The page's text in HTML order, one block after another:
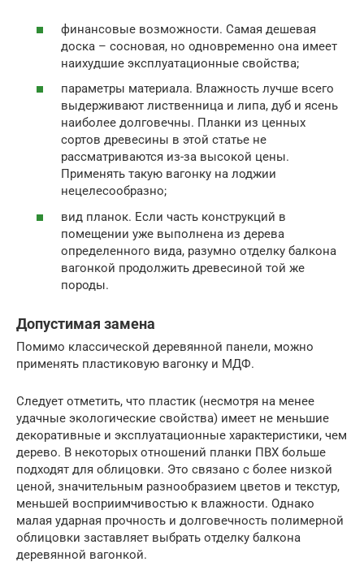
финансовые возможности. Самая дешевая
доска – сосновая, но одновременно она имеет
наихудшие эксплуатационные свойства;
параметры материала. Влажность лучше всего
выдерживают лиственница и липа, дуб и ясень
наиболее долговечны. Планки из ценных
сортов древесины в этой статье не
рассматриваются из-за высокой цены.
Применять такую вагонку на лоджии
нецелесообразно;
вид планок. Если часть конструкций в
помещении уже выполнена из дерева
определенного вида, разумно отделку балкона
вагонкой продолжить древесиной той же
породы.
Допустимая замена
Помимо классической деревянной панели, можно
применять пластиковую вагонку и МДФ.
Следует отметить, что пластик (несмотря на менее
удачные экологические свойства) имеет не меньшие
декоративные и эксплуатационные характеристики, чем
дерево. В некоторых отношений планки ПВХ больше
подходят для облицовки. Это связано с более низкой
ценой, значительным разнообразием цветов и текстур,
меньшей восприимчивостью к влажности. Однако
малая ударная прочность и долговечность полимерной
облицовки заставляет выбрать отделку балкона
деревянной вагонкой.